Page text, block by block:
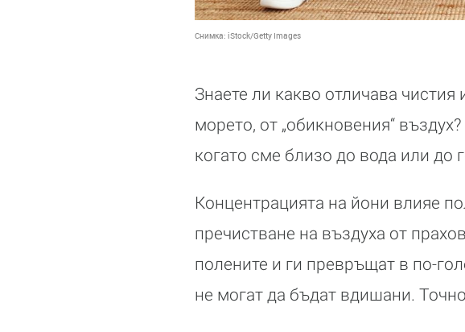
Снимка: iStock/Getty Images
Знаете ли какво отличава
морето, от „обикновения“
когато сме близо до вода или до
Концентрацията на йони влияе
пречистване на въздуха от
полените и ги превръщат в по-
не могат да бъдат вдишани.